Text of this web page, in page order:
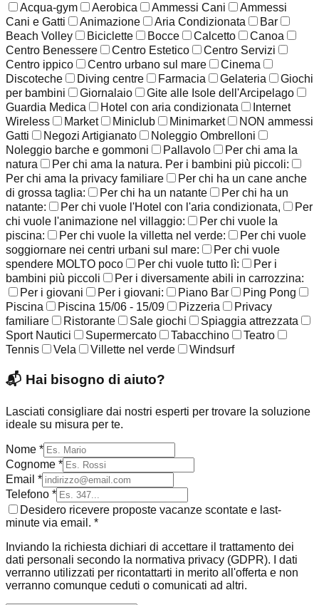
Acqua-gym
Aerobica Ammessi Cani
Ammessi
Cani e Gatti
Animazione Aria Condizionata
Bar
Beach Volley
Biciclette Bocce Calcetto
Canoa
Centro Benessere
Centro Estetico
Centro Servizi
Centro ippico
Centro urbano sul mare
Cinema
Discoteche
Diving centre Farmacia Gelateria
Giochi
per bambini
Giornalaio
Gite alle Isole dell'Arcipelago
Guardia Medica
Hotel con aria condizionata
Internet
Wireless
Market Miniclub Minimarket
NON ammessi
Gatti
Negozi Artigianato
Noleggio Ombrelloni
Noleggio barche e gommoni
Pallavolo
Per chi ama la
natura
Per chi ama la natura. Per i bambini più piccoli:
Per chi ama la privacy familiare
Per chi ha un cane anche
di grossa taglia:
Per chi ha un natante
Per chi ha un
natante:
Per chi vuole l'Hotel con l'aria condizionata,
Per
chi vuole l'animazione nel villaggio:
Per chi vuole la
piscina:
Per chi vuole la villetta nel verde:
Per chi vuole
soggiornare nei centri urbani sul mare:
Per chi vuole
spendere MOLTO poco
Per chi vuole tutto lì:
Per i
bambini più piccoli
Per i diversamente abili in carrozzina:
Per i giovani
Per i giovani: Piano Bar
Ping Pong
Piscina
Piscina 15/06 - 15/09 Pizzeria
Privacy
familiare
Ristorante Sale giochi
Spiaggia attrezzata
Sport Nautici
Supermercato Tabacchino
Teatro
Tennis
Vela Villette nel verde Windsurf
📬 Hai bisogno di aiuto?
Lasciati consigliare dai nostri esperti per trovare la soluzione
ideale su misura per te.
Nome *
Cognome *
Email *
Telefono *
Desidero ricevere proposte vacanze scontate e last-
minute via email. *
Inviando la richiesta dichiari di accettare il trattamento dei
dati personali secondo la normativa privacy (GDPR). I dati
verranno utilizzati per ricontattarti in merito all'offerta e non
verranno comunque ceduti o comunicati ad altri.